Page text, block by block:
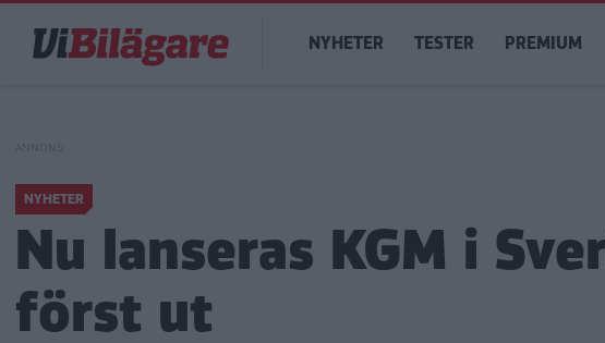
huvudinnehåll
Main
navigation
NYHETER TESTER PREMIUM
NYHETER
Nu lanseras KGM i
först ut